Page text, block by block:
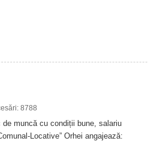
8788
muncă cu condiții bune, salariu
Locative” Orhei angajează: